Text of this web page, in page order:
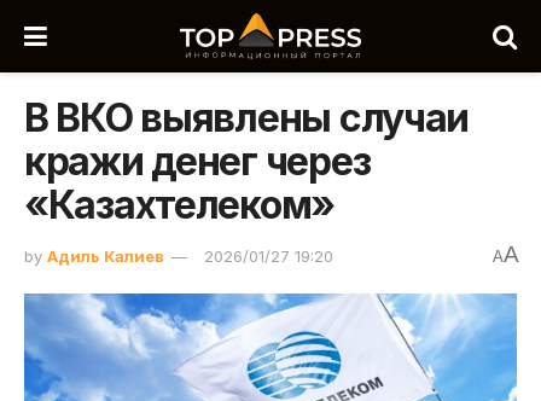
В ВКО выявлены случаи
кражи денег через
«Казахтелеком»
by Адиль Калиев 2026/01/27 19:20 AA